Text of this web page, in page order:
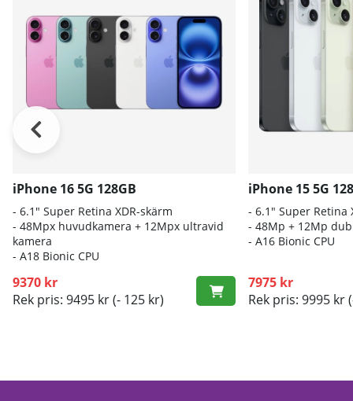
iPhone 16 5G 128GB
- 6.1″ Super Retina XDR-skärm
- 48Mpx huvudkamera + 12Mpx ultravid
kamera
- A18 Bionic CPU
9370 kr
Rek pris: 9495 kr(- 125 kr)
iPhone 15 5G
- 6.1" Super Retina
- 48Mp + 12Mp
- A16 Bionic CPU
7975 kr
Rek pris: 9995 kr